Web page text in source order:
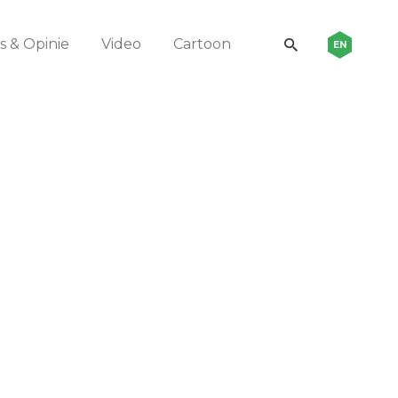
& Opinie Video Cartoon EN